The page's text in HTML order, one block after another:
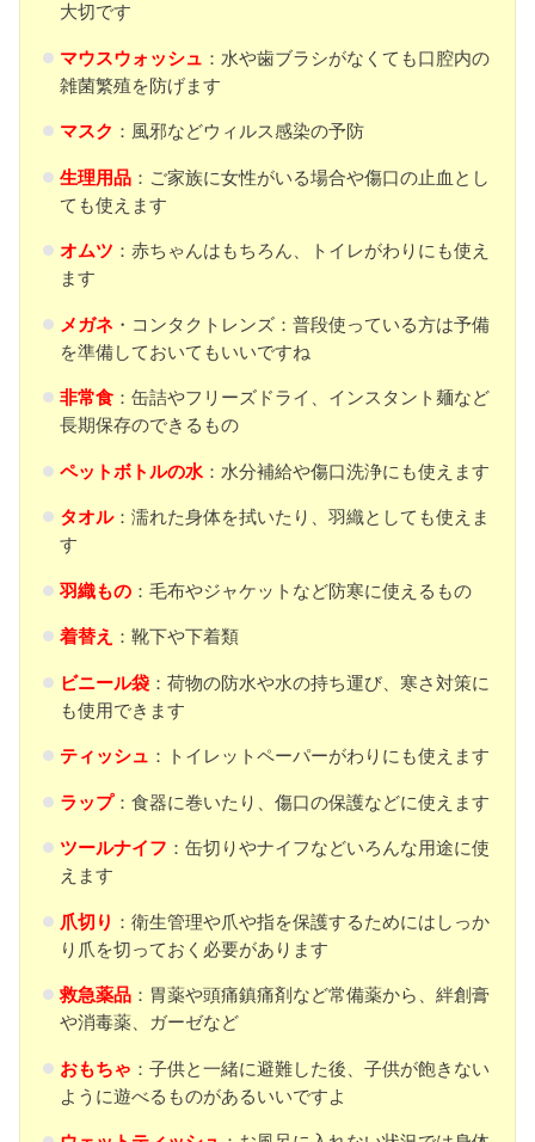
大切です
マウスウォッシュ ：水や歯ブラシがなくても口腔内の
雑菌繁殖を防げます
マスク ：風邪などウィルス感染の予防
生理用品：ご家族に女性がいる場合や傷口の止血とし
ても使えます
オムツ ：赤ちゃんはもちろん、トイレがわりにも使え
ます
メガネ・コンタクトレンズ：普段使っている方は予備
を準備しておいてもいいですね
非常食：缶詰やフリーズドライ、インスタント麺など
長期保存のできるもの
ペットボトルの水：水分補給や傷口洗浄にも使えます
タオル：濡れた身体を拭いたり、羽織としても使えま
す
羽織もの：毛布やジャケットなど防寒に使えるもの
着替え ：靴下や下着類
ビニール袋：荷物の防水や水の持ち運び、寒さ対策に
も使用できます
ティッシュ ：トイレットペーパーがわりにも使えます
ラップ：食器に巻いたり、傷口の保護などに使えます
ツールナイフ ：缶切りやナイフなどいろんな用途に使
えます
爪切り ：衛生管理や爪や指を保護するためにはしっか
り爪を切っておく必要があります
救急薬品：胃薬や頭痛鎮痛剤など常備薬から、絆創膏
や消毒薬、ガーゼなど
おもちゃ ：子供と一緒に避難した後、子供が飽きない
ように遊べるものがあるいいですよ